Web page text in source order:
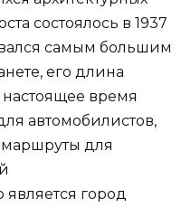
состоялось в 1937
самым большим
его длина
настоящее время
автомобилистов,
для
город